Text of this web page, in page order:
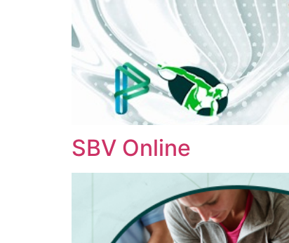
SBV Online